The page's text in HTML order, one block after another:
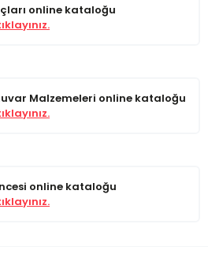
online kataloğu
Malzemeleri online kataloğu
online kataloğu